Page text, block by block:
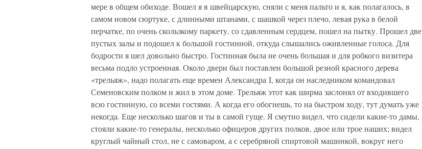
мере в общем обиходе. Вошел я в швейцарскую, сняли с меня пальто и я, как полагалось, в
самом новом сюртуке, с длинными штанами, с шашкой через плечо, левая рука в белой
перчатке, по очень скользкому паркету, со сдавленным сердцем, пошел на пытку. Прошел две
пустых залы и подошел к большой гостинной, откуда слышались оживленные голоса. Для
бодрости я шел довольно быстро. Гостинная была не очень большая и для робкого визитера
весьма подло устроенная. Около двери был поставлен большой резной красного дерева
«трельяж», надо полагать еще времен Александра I, когда он наследником командовал
Семеновским полком и жил в этом доме. Трельяж этот как ширма заслонял от входившего
всю гостинную, со всеми гостями. А когда его обогнешь, то на быстром ходу, тут думать уже
некогда. Еще несколько шагов и ты в самой гуще. Я смутно видел, что сидели какие-то дамы,
стояли какие-то генералы, несколько офицеров других полков, двое или трое наших; видел
круглый чайный стол, не с самоваром, а с серебряной спиртовой машинкой, вокруг него